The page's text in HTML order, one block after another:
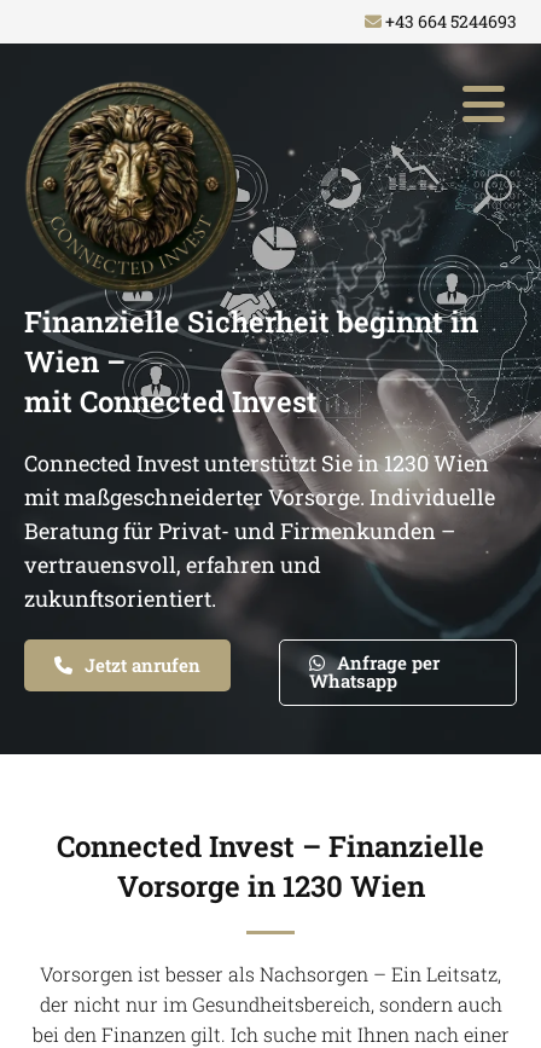
 +43 664 5244693
Finanzielle Sicherheit beginnt in
Wien –
mit Connected Invest
Connected Invest unterstützt Sie in 1230 Wien
mit maßgeschneiderter Vorsorge. Individuelle
Beratung für Privat- und Firmenkunden –
vertrauensvoll, erfahren und
zukunftsorientiert.
Jetzt anrufen Anfrage per
Whatsapp
Connected Invest – Finanzielle
Vorsorge in 1230 Wien
Vorsorgen ist besser als Nachsorgen – Ein Leitsatz,
der nicht nur im Gesundheitsbereich, sondern auch
bei den Finanzen gilt. Ich suche mit Ihnen nach einer